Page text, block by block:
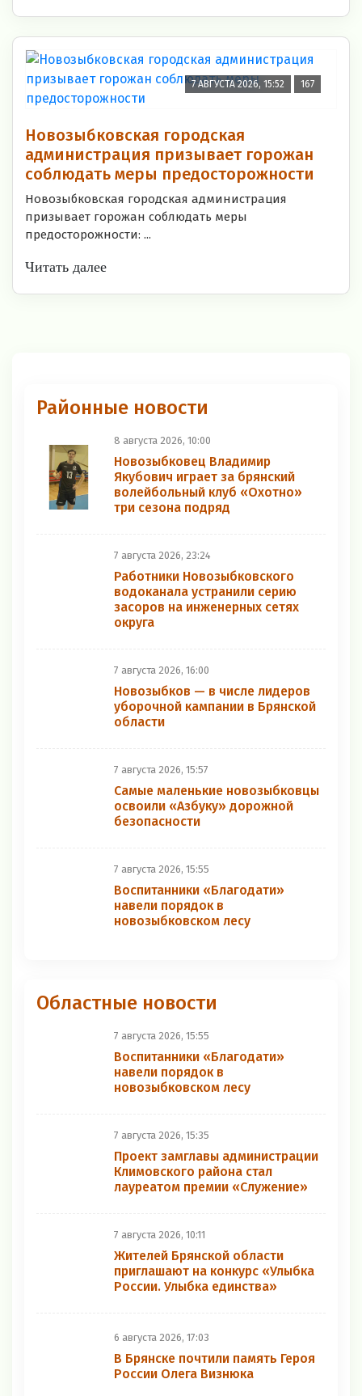
7 АВГУСТА 2026, 15:52 167
Новозыбковская городская
администрация призывает горожан
соблюдать меры предосторожности
Новозыбковская городская администрация
призывает горожан соблюдать меры
предосторожности: ...
Читать далее
Районные новости
8 августа 2026, 10:00
Новозыбковец Владимир
Якубович играет за брянский
волейбольный клуб «Охотно»
три сезона подряд
7 августа 2026, 23:24
Работники Новозыбковского
водоканала устранили серию
засоров на инженерных сетях
округа
7 августа 2026, 16:00
Новозыбков — в числе лидеров
уборочной кампании в Брянской
области
7 августа 2026, 15:57
Самые маленькие новозыбковцы
освоили «Азбуку» дорожной
безопасности
7 августа 2026, 15:55
Воспитанники «Благодати»
навели порядок в
новозыбковском лесу
Областные новости
7 августа 2026, 15:55
Воспитанники «Благодати»
навели порядок в
новозыбковском лесу
7 августа 2026, 15:35
Проект замглавы администрации
Климовского района стал
лауреатом премии «Служение»
7 августа 2026, 10:11
Жителей Брянской области
приглашают на конкурс «Улыбка
России. Улыбка единства»
6 августа 2026, 17:03
В Брянске почтили память Героя
России Олега Визнюка